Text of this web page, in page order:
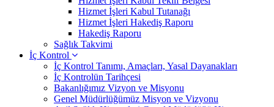
Hizmet İşleri Kabul Tutanağı
Hizmet İşleri Hakediş Raporu
Hakediş Raporu
Sağlık Takvimi
İç Kontrol
İç Kontrol Tanımı, Amaçları, Yasal Dayanakları
İç Kontrolün Tarihçesi
Bakanlığımız Vizyon ve Misyonu
Genel Müdürlüğümüz Misyon ve Vizyonu